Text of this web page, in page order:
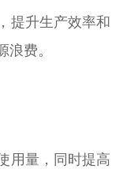
提升生产效率和
费。
用量，同时提高